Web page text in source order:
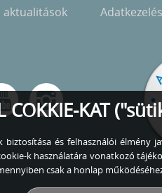
aktualitások
COKKIE-KAT
biztosítása és felhasználói élmény
k használatára vonatkozó
csak a honlap